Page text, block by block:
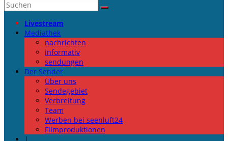
Livestream
Mediathek
nachrichten
informativ
sendungen
Der Sender
Über uns
Sendegebiet
Verbreitung
Team
Werben bei seenluft24
Filmproduktionen